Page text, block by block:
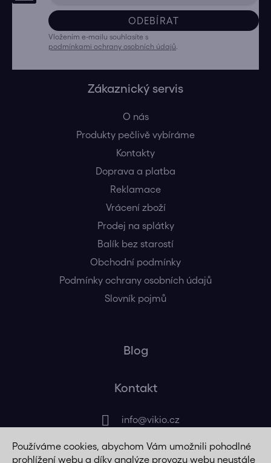
Používáme cookies, abychom Vám umožnili pohodlné
prohlížení webu a díky analýze provozu webu neustále
ODEBÍRAT
Vložením e-mailu souhlasíte s
podmínkami ochrany osobních údajů
Zákaznický servis
O nás
Produkty pečlivě vybíráme
Kontakty
Doprava a platba
Reklamace
Vrácení zboží
Prodej na splátky
Balík bez starostí
Obchodní podmínky
Podmínky ochrany osobních údajů
Slovník pojmů
Blog
Kontakt
info@vikio.cz
+420 725 320 508